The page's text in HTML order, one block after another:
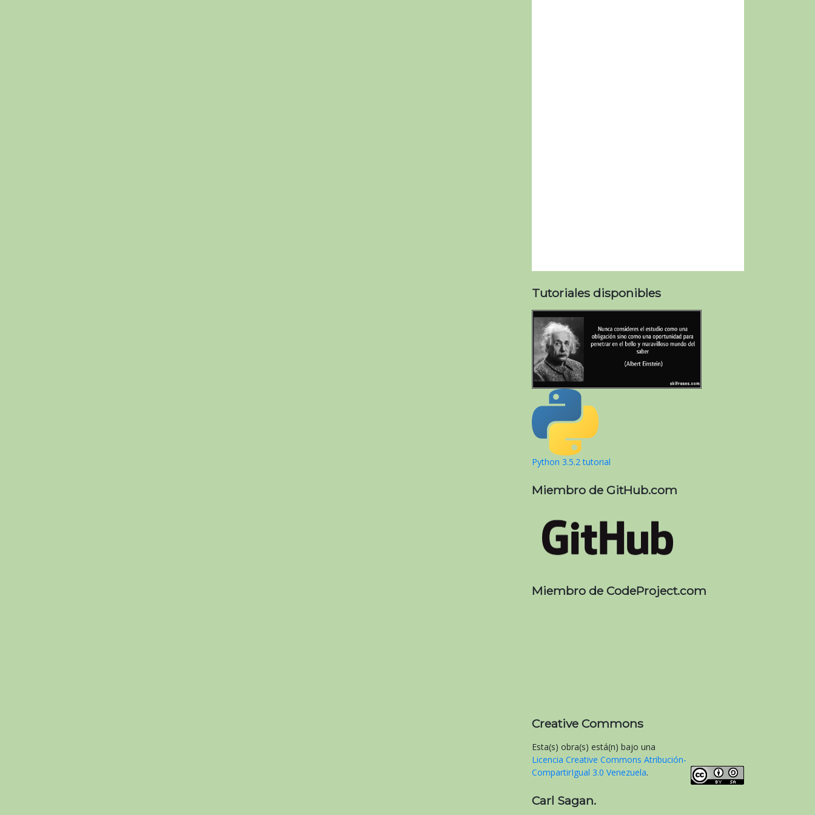
Tutoriales disponibles
Python 3.5.2 tutorial
Miembro de GitHub.com
Miembro de CodeProject.com
Creative Commons
Esta(s) obra(s) está(n) bajo una
Licencia Creative Commons Atribución-
CompartirIgual 3.0 Venezuela.
Carl Sagan.